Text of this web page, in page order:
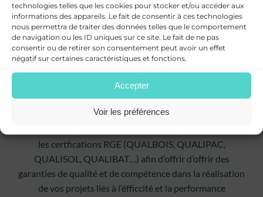
technologies telles que les cookies pour stocker et/ou accéder aux
informations des appareils. Le fait de consentir à ces technologies
nous permettra de traiter des données telles que le comportement
de navigation ou les ID uniques sur ce site. Le fait de ne pas
consentir ou de retirer son consentement peut avoir un effet
négatif sur certaines caractéristiques et fonctions.
Accepter
Voir les préférences
confort thermique de votre maison est essentiel, c’est
pourquoi nous proposons une gamme de solutions de
chauffage, y compris des pompes à chaleur, pour
répondre à vos besoins spécifiques en matière de chaleur
et d’eau chaude sanitaire.
Expertise et Service de Qualité
les certfications RGE (QUALBOIS, QUALIPAC,
QUALISOL, QUALIBAT…) afin d’offrir d’offrir des
garanties de qualité et de compétence dans la réalisation
de vos projets liés à l’éfficcité et la performance